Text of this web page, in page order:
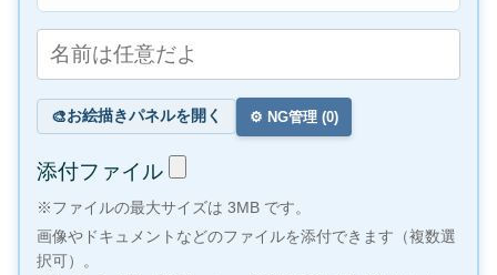
🎨お絵描きパネルを開く ⚙️ NG管理 (0)
添付ファイル
※ファイルの最大サイズは 3MB です。
画像やドキュメントなどのファイルを添付できます（複数選
択可）。